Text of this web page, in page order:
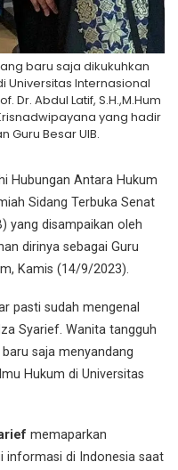
baru saja dikukuhkan
Universitas Internasional
Dr. Abdul Latif, S.H.,M.Hum
yang hadir
Guru Besar UIB.
Hubungan Antara Hukum
Sidang Terbuka Senat
yang disampaikan oleh
dirinya sebagai Guru
Kamis (14/9/2023).
pasti sudah mengenal
Syarief. Wanita tangguh
saja menyandang
Hukum di Universitas
memaparkan
informasi di Indonesia saat